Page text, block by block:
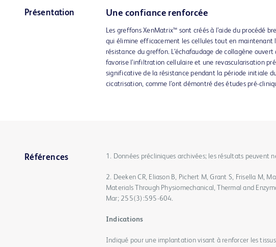
Présentation Une confiance renforcée
Les greffons XenMatrix™ sont créés à l’aide du procédé
qui élimine efficacement les cellules tout en maintenant
résistance du greffon. L’échafaudage de collagène ouvert
favorise l’infiltration cellulaire et une revascularisation
significative de la résistance pendant la période initiale
cicatrisation, comme l’ont démontré des études pré-
Références 1. Données précliniques archivées; les résultats peuvent
2. Deeken CR, Eliason B, Pichert M, Grant S, Frisella M,
Materials Through Physiomechanical, Thermal and
Mar; 255(3):595-604.
Indications
Indiqué pour une implantation visant à renforcer les